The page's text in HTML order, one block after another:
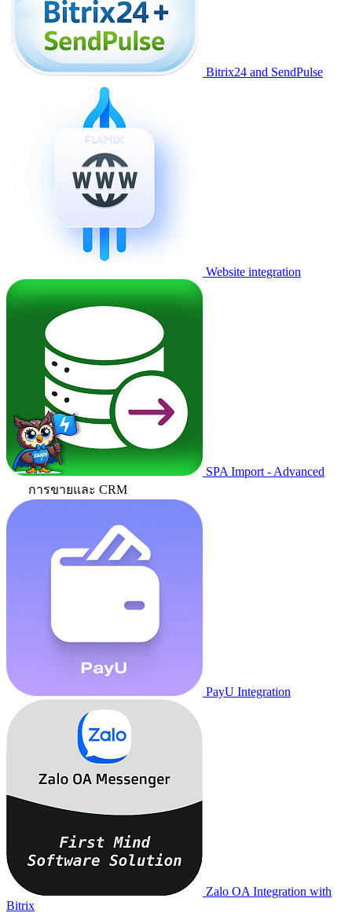
Bitrix24 and SendPulse
Website integration
SPA Import - Advanced
การขายและ CRM
PayU Integration
Zalo OA Integration with
Bitrix